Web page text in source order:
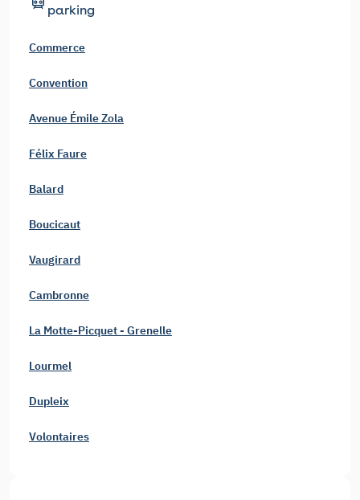
parking
Commerce
Convention
Avenue Émile Zola
Félix Faure
Balard
Boucicaut
Vaugirard
Cambronne
La Motte-Picquet - Grenelle
Lourmel
Dupleix
Volontaires